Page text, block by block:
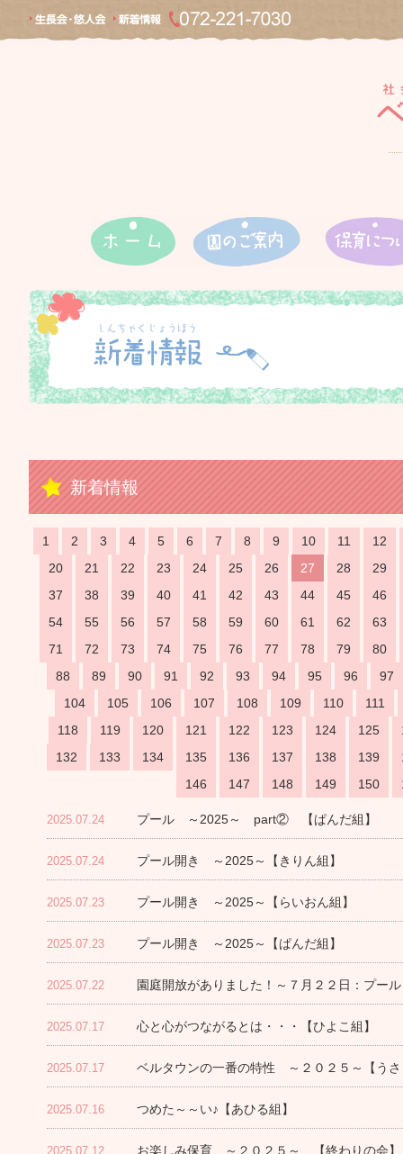
新着情報
1 2 3 4 5 6 7 8 9 10 11
12
20
21 22 23 24 25 26 27 28
29
37
38 39 40 41 42 43 44 45
46
54
55 56 57 58 59 60 61 62
63
71
72 73 74 75 76 77 78 79
80
88
89 90 91 92 93 94 95 96
97
104
105 106 107 108 109 110
111
118
119 120 121 122 123 124 125
132
133 134 135 136 137 138 139
146
147 148 149 150
2025.07.24 プール ～2025～ part② 【ぱんだ組】
2025.07.24 プール開き ～2025～【きりん組】
2025.07.23 プール開き ～2025～【らいおん組】
2025.07.23 プール開き ～2025～【ぱんだ組】
2025.07.22 園庭開放がありました！～７月２２日：プー
2025.07.17 心と心がつながるとは・・・【ひよこ組】
2025.07.17 ベルタウンの一番の特性 ～２０２５～【うさ
2025.07.16 つめた～～い♪【あひる組】
2025.07.12 お楽しみ保育 ～２０２５～ 【終わりの会】